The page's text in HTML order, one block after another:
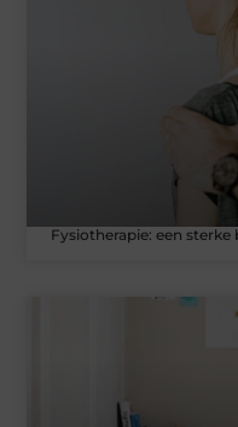
Fysiotherapie: een